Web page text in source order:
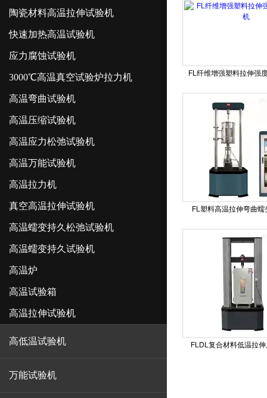
陶瓷材料高温拉伸试验机
快速加热高温试验机
应力腐蚀试验机
3000℃高温真空试验炉拉力机
高温弯曲试验机
高温压缩试验机
高温应力松弛试验机
高温万能试验机
高温拉力机
真空高温拉伸试验机
高温蠕变持久松弛试验机
高温蠕变持久试验机
高温炉
高温试验箱
高温拉伸试验机
高低温试验机
万能试验机
FL纤维增强塑料拉伸强
FL塑料高温拉伸弯曲蠕
FLDL复合材料低温拉